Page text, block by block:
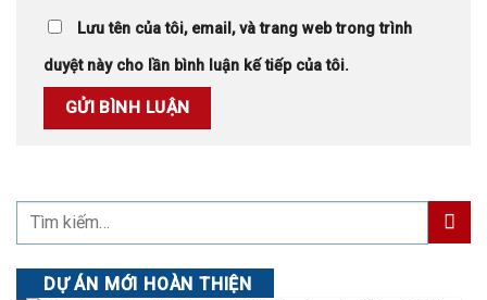
Lưu tên của tôi, email, và trang web trong trình
duyệt này cho lần bình luận kế tiếp của tôi.
DỰ ÁN MỚI HOÀN THIỆN